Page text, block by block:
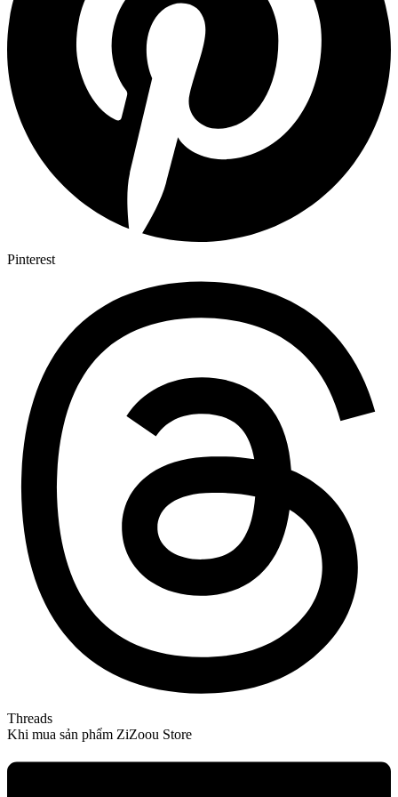
Pinterest
Threads
Khi mua sản phẩm ZiZoou Store